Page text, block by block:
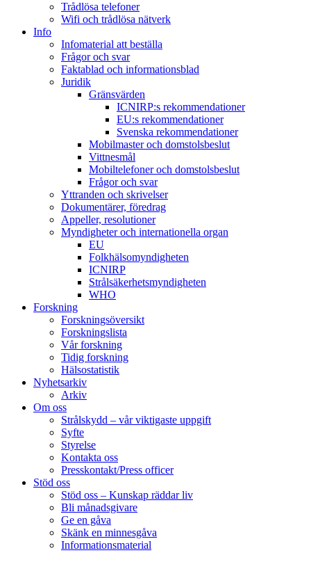
Trådlösa telefoner
Wifi och trådlösa nätverk
Info
Infomaterial att beställa
Frågor och svar
Faktablad och informationsblad
Juridik
Gränsvärden
ICNIRP:s rekommendationer
EU:s rekommendationer
Svenska rekommendationer
Mobilmaster och domstolsbeslut
Vittnesmål
Mobiltelefoner och domstolsbeslut
Frågor och svar
Yttranden och skrivelser
Dokumentärer, föredrag
Appeller, resolutioner
Myndigheter och internationella organ
EU
Folkhälsomyndigheten
ICNIRP
Strålsäkerhetsmyndigheten
WHO
Forskning
Forskningsöversikt
Forskningslista
Vår forskning
Tidig forskning
Hälsostatistik
Nyhetsarkiv
Arkiv
Om oss
Strålskydd – vår viktigaste uppgift
Syfte
Styrelse
Kontakta oss
Presskontakt/Press officer
Stöd oss
Stöd oss – Kunskap räddar liv
Bli månadsgivare
Ge en gåva
Skänk en minnesgåva
Informationsmaterial